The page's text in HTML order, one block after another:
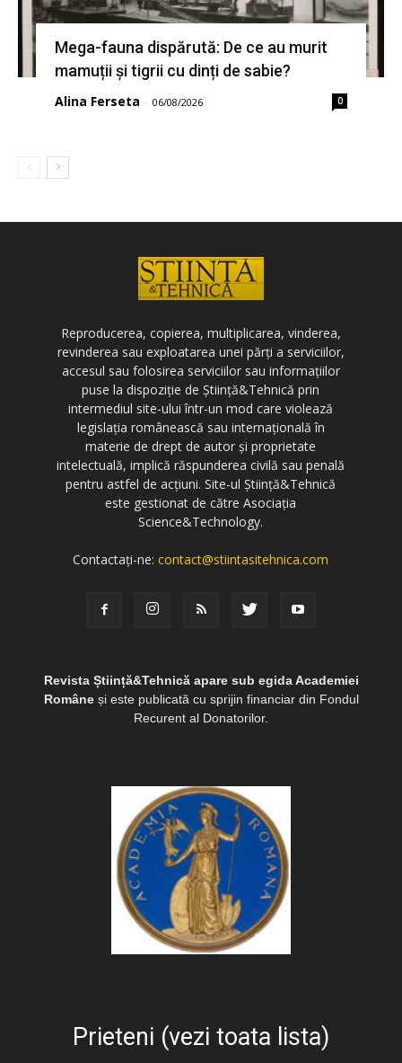
Mega-fauna dispărută: De ce au murit
mamuții și tigrii cu dinți de sabie?
Alina Ferseta - 06/08/2026 0
Reproducerea, copierea, multiplicarea, vinderea,
revinderea sau exploatarea unei părți a serviciilor,
accesul sau folosirea serviciilor sau informațiilor
puse la dispoziție de Știință&Tehnică prin
intermediul site-ului într-un mod care violează
legislația românească sau internațională în
materie de drept de autor și proprietate
intelectuală, implică răspunderea civilă sau penală
pentru astfel de acțiuni. Site-ul Știință&Tehnică
este gestionat de către Asociația
Science&Technology.
Contactați-ne:contact@stiintasitehnica.com
Revista Știință&Tehnică apare sub egida Academiei
Româneși este publicată cu sprijin financiar din Fondul
Recurent al Donatorilor.
Prieteni (vezi toata lista)